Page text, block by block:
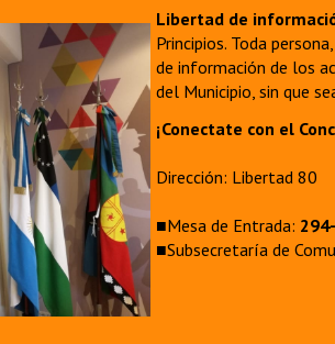
Libertad de
Principios. Toda
de información de los
del Municipio, sin que
¡Conectate con el
Dirección: Libertad 80
■Mesa de Entrada:
■Subsecretaría de